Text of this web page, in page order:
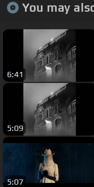
You may
6:41
5:09
5:07